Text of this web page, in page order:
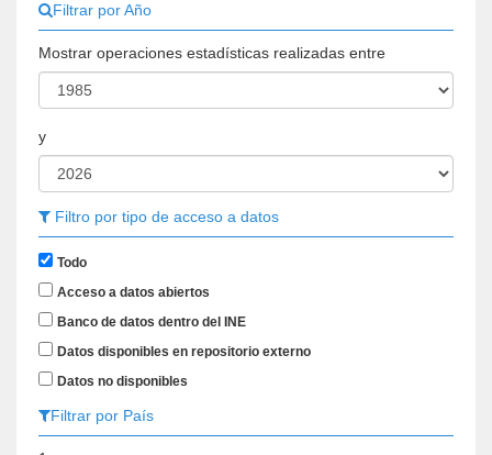
Filtrar por Año
Mostrar operaciones estadísticas realizadas entre
y
Filtro por tipo de acceso a datos
Todo
Acceso a datos abiertos
Banco de datos dentro del INE
Datos disponibles en repositorio externo
Datos no disponibles
Filtrar por País